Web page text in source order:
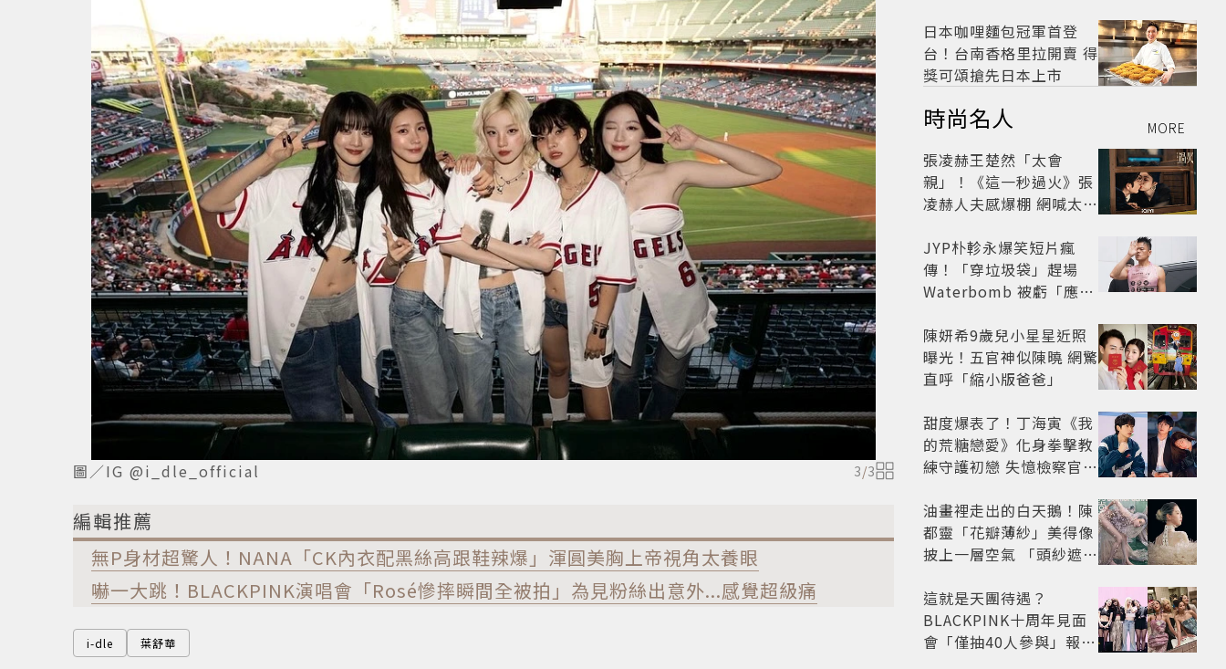
圖／IG @i_dle_official 3/3
編輯推薦
無P身材超驚人！NANA「CK內衣配黑絲高跟鞋辣爆」渾圓美胸上帝視角太養眼
嚇一大跳！BLACKPINK演唱會「Rosé慘摔瞬間全被拍」為見粉絲出意外...感覺超級痛
i-dle 葉舒華
日本咖哩麵包冠軍首登
台！台南香格里拉開賣 得
獎可頌搶先日本上市
時尚名人 MORE
張凌赫王楚然「太會
親」！《這一秒過火》張
凌赫人夫感爆棚 網喊太有
JYP朴軫永爆笑短片瘋
傳！「穿垃圾袋」趕場
Waterbomb 被虧「應該
陳妍希9歲兒小星星近照
曝光！五官神似陳曉 網驚
直呼「縮小版爸爸」
甜度爆表了！丁海寅《我
的荒糖戀愛》化身拳擊教
練守護初戀 失憶檢察官×
劇
油畫裡走出的白天鵝！陳
都靈「花瓣薄紗」美得像
披上一層空氣 「頭紗遮
太仙
這就是天團待遇？
BLACKPINK十周年見面
會「僅抽40人參與」報名